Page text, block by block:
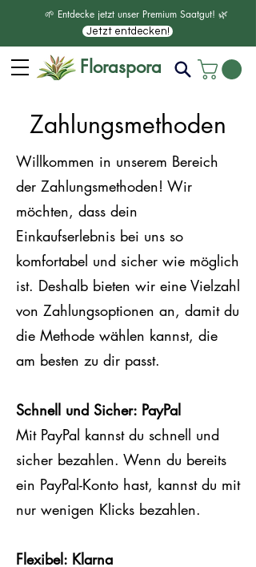
🌱 Entdecke jetzt unser Premium Saatgut! 🌿
Jetzt entdecken!
Floraspora
Zahlungsmethoden
Willkommen in unserem Bereich
der Zahlungsmethoden! Wir
möchten, dass dein
Einkaufserlebnis bei uns so
komfortabel und sicher wie möglich
ist. Deshalb bieten wir eine Vielzahl
von Zahlungsoptionen an, damit du
die Methode wählen kannst, die
am besten zu dir passt.
Schnell und Sicher: PayPal
Mit PayPal kannst du schnell und
sicher bezahlen. Wenn du bereits
ein PayPal-Konto hast, kannst du mit
nur wenigen Klicks bezahlen.
Flexibel: Klarna